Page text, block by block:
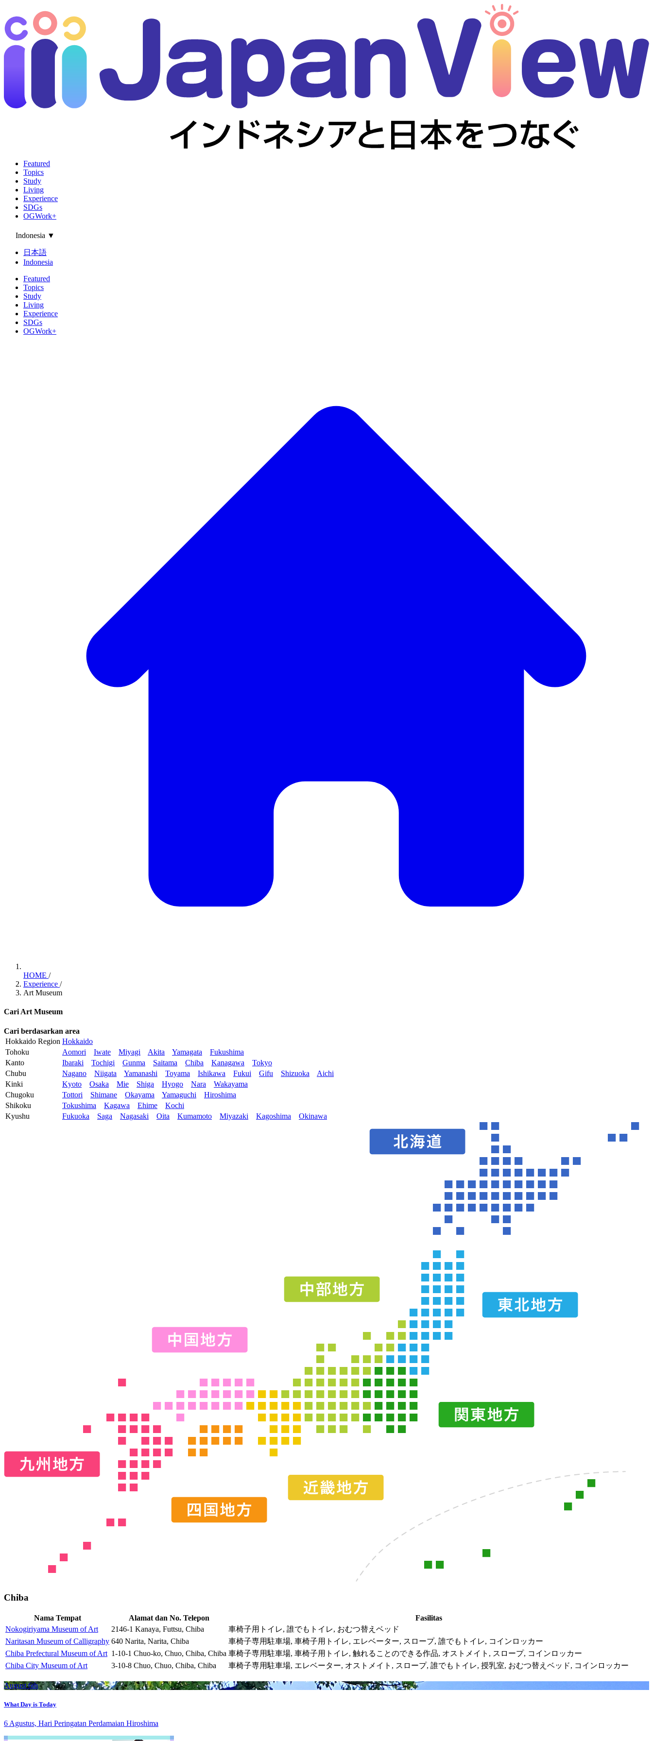
Featured
Topics
Study
Living
Experience
SDGs
OGWork+
Indonesia ▼
日本語
Indonesia
Featured
Topics
Study
Living
Experience
SDGs
OGWork+
HOME /
Experience /
Art Museum
Cari Art Museum
Cari berdasarkan area
Hokkaido Region Hokkaido
Tohoku
Aomori Iwate Miyagi Akita Yamagata
Fukushima
Kanto
Ibaraki Tochigi Gunma Saitama Chiba Kanagawa
Tokyo
Chubu
Nagano Niigata Yamanashi Toyama Ishikawa Fukui Gifu Shizuoka
Aichi
Kinki
Kyoto Osaka Mie Shiga Hyogo Nara
Wakayama
Chugoku
Tottori Shimane Okayama Yamaguchi
Hiroshima
Shikoku
Tokushima Kagawa Ehime
Kochi
Kyushu
Fukuoka Saga Nagasaki Oita Kumamoto Miyazaki Kagoshima Okinawa
Chiba
Nama Tempat Alamat dan No. Telepon
Fasilitas
Nokogiriyama Museum of Art
2146-1 Kanaya, Futtsu, Chiba 車椅子用トイレ, 誰でもトイレ, おむつ替えベッド
Naritasan Museum of Calligraphy 640 Narita, Narita, Chiba 車椅子専用駐車場, 車椅子用トイレ, エレベーター, スロープ, 誰でもトイレ, コインロッカー
Chiba Prefectural Museum of Art 1-10-1 Chuo-ko, Chuo, Chiba, Chiba 車椅子専用駐車場, 車椅子用トイレ, 触れることのできる作品, オストメイト, スロープ, コインロッカー
Chiba City Museum of Art
3-10-8 Chuo, Chuo, Chiba, Chiba 車椅子専用駐車場, エレベーター, オストメイト, スロープ, 誰でもトイレ, 授乳室, おむつ替えベッド, コインロッカー
August 6th
What Day is Today
6 Agustus, Hari Peringatan Perdamaian Hiroshima